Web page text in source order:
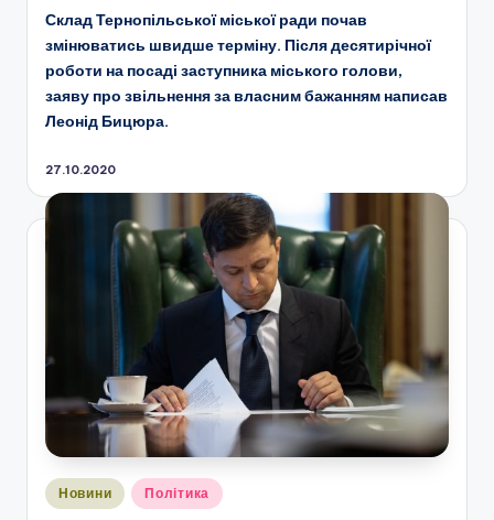
Склад Тернопільської міської ради почав
змінюватись швидше терміну. Після десятирічної
роботи на посаді заступника міського голови,
заяву про звільнення за власним бажанням написав
Леонід Бицюра.
27.10.2020
Опубліковано
Новини Політика